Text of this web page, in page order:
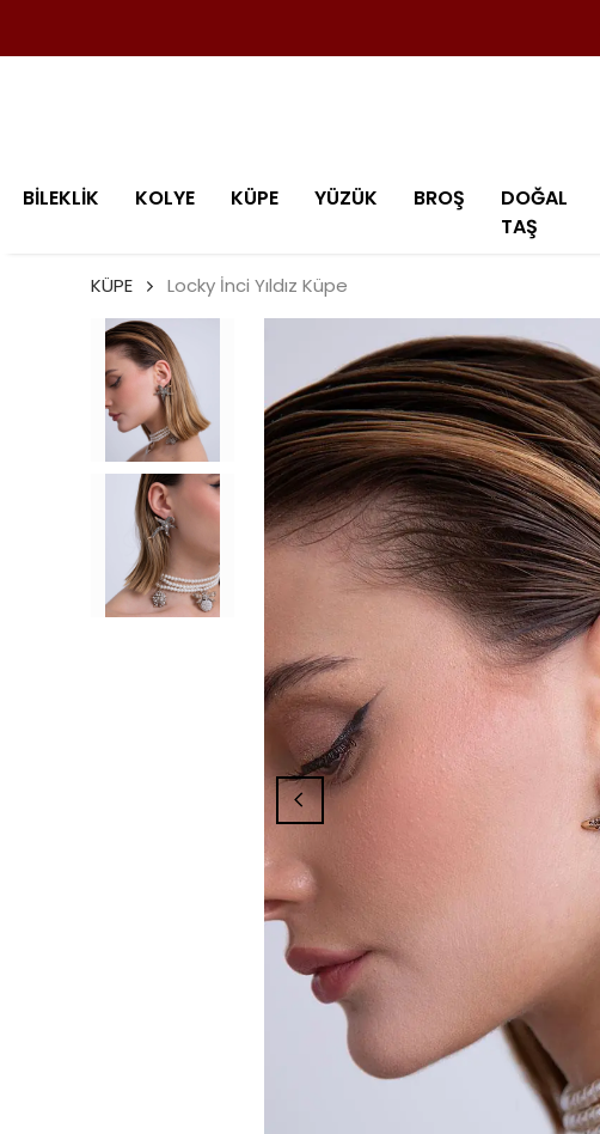
BİLEKLİK KOLYE KÜPE YÜZÜK BROŞ
DOĞAL
TAŞ
KÜPE Locky İnci Yıldız Küpe